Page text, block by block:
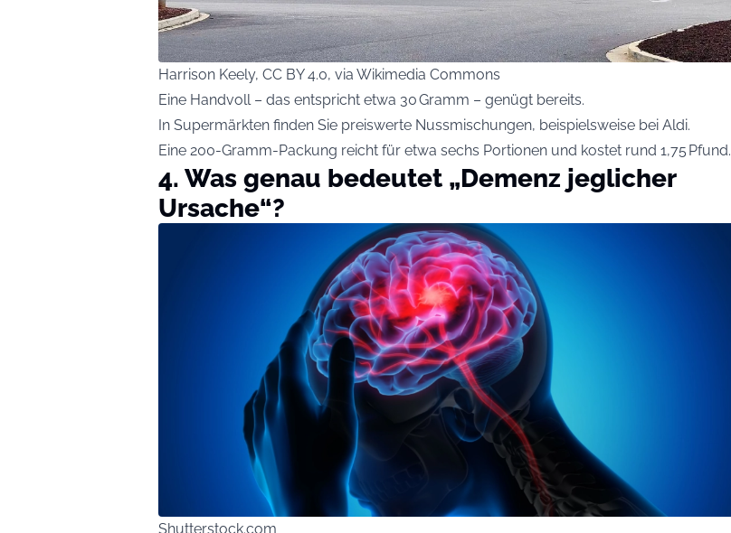
Harrison Keely, CC BY 4.0, via Wikimedia Commons
Eine Handvoll – das entspricht etwa 30 Gramm – genügt bereits.
In Supermärkten finden Sie preiswerte Nussmischungen, beispielsweise bei Aldi.
Eine 200-Gramm-Packung reicht für etwa sechs Portionen und kostet rund 1,75 Pfund.
4. Was genau bedeutet „Demenz jeglicher
Ursache“?
Shutterstock.com